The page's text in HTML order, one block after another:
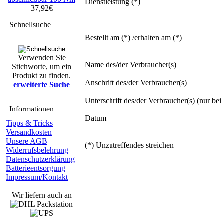
37,92€
Schnellsuche
Verwenden Sie
Stichworte, um ein
Produkt zu finden.
erweiterte Suche
Informationen
Tipps & Tricks
Versandkosten
Unsere AGB
Widerrufsbelehrung
Datenschutzerklärung
Batterieentsorgung
Impressum/Kontakt
Wir liefern auch an
Dienstleistung (*)
Bestellt am (*) /erhalten am (*)
Name des/der Verbraucher(s)
Anschrift des/der Verbraucher(s)
Unterschrift des/der Verbraucher(s) (nur
Datum
(*) Unzutreffendes streichen